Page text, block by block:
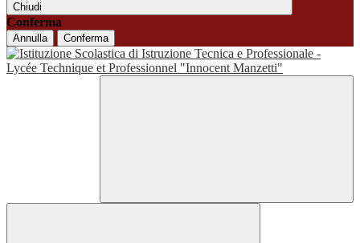
Chiudi
Conferma
Annulla Conferma